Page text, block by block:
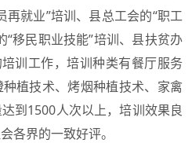
再就业”培训、县总工会的“职工
“移民职业技能”培训、县扶贫办
训工作，培训种类有餐厅服务
植技术、烤烟种植技术、家禽
到1500人次以上，培训效果良
各界的一致好评。